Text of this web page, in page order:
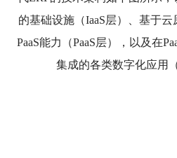
的基础设施（IaaS层）、基于
PaaS能力（PaaS层），以及在
集成的各类数字化应用（